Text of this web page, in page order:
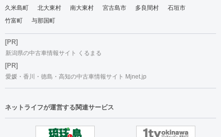
久米島町
北大東村 南大東村 宮古島市 多良間村
石垣市
竹富町
与那国町
[PR]
新潟県の中古車情報サイト くるまる
[PR]
愛媛・香川・徳島・高知の中古車情報サイト Mjnet.jp
ネットライフが運営する関連サービス